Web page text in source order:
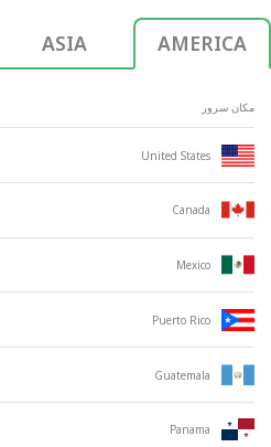
AMERICA
ASIA
مکان سرور
United States
Canada
Mexico
Puerto Rico
Guatemala
Panama